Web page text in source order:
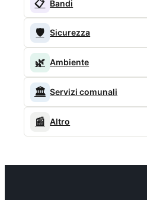
📋 Bandi
🛡️ Sicurezza
🌿 Ambiente
🏛️ Servizi comunali
📰 Altro